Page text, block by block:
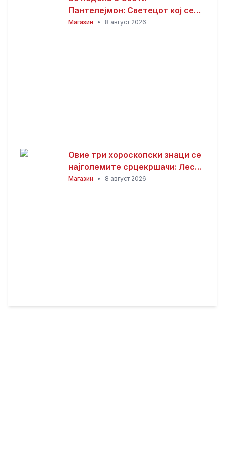
Пантелејмон: Светецот кој се
смета за заштитник на болните
Магазин • 8 август 2026
Овие три хороскопски знаци се
најголемите срцекршачи: Лесно
привлекуваат внимание, но
Магазин • 8 август 2026